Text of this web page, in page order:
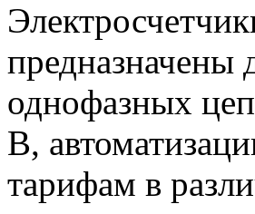
предназначены
однофазных
В,
тарифам в